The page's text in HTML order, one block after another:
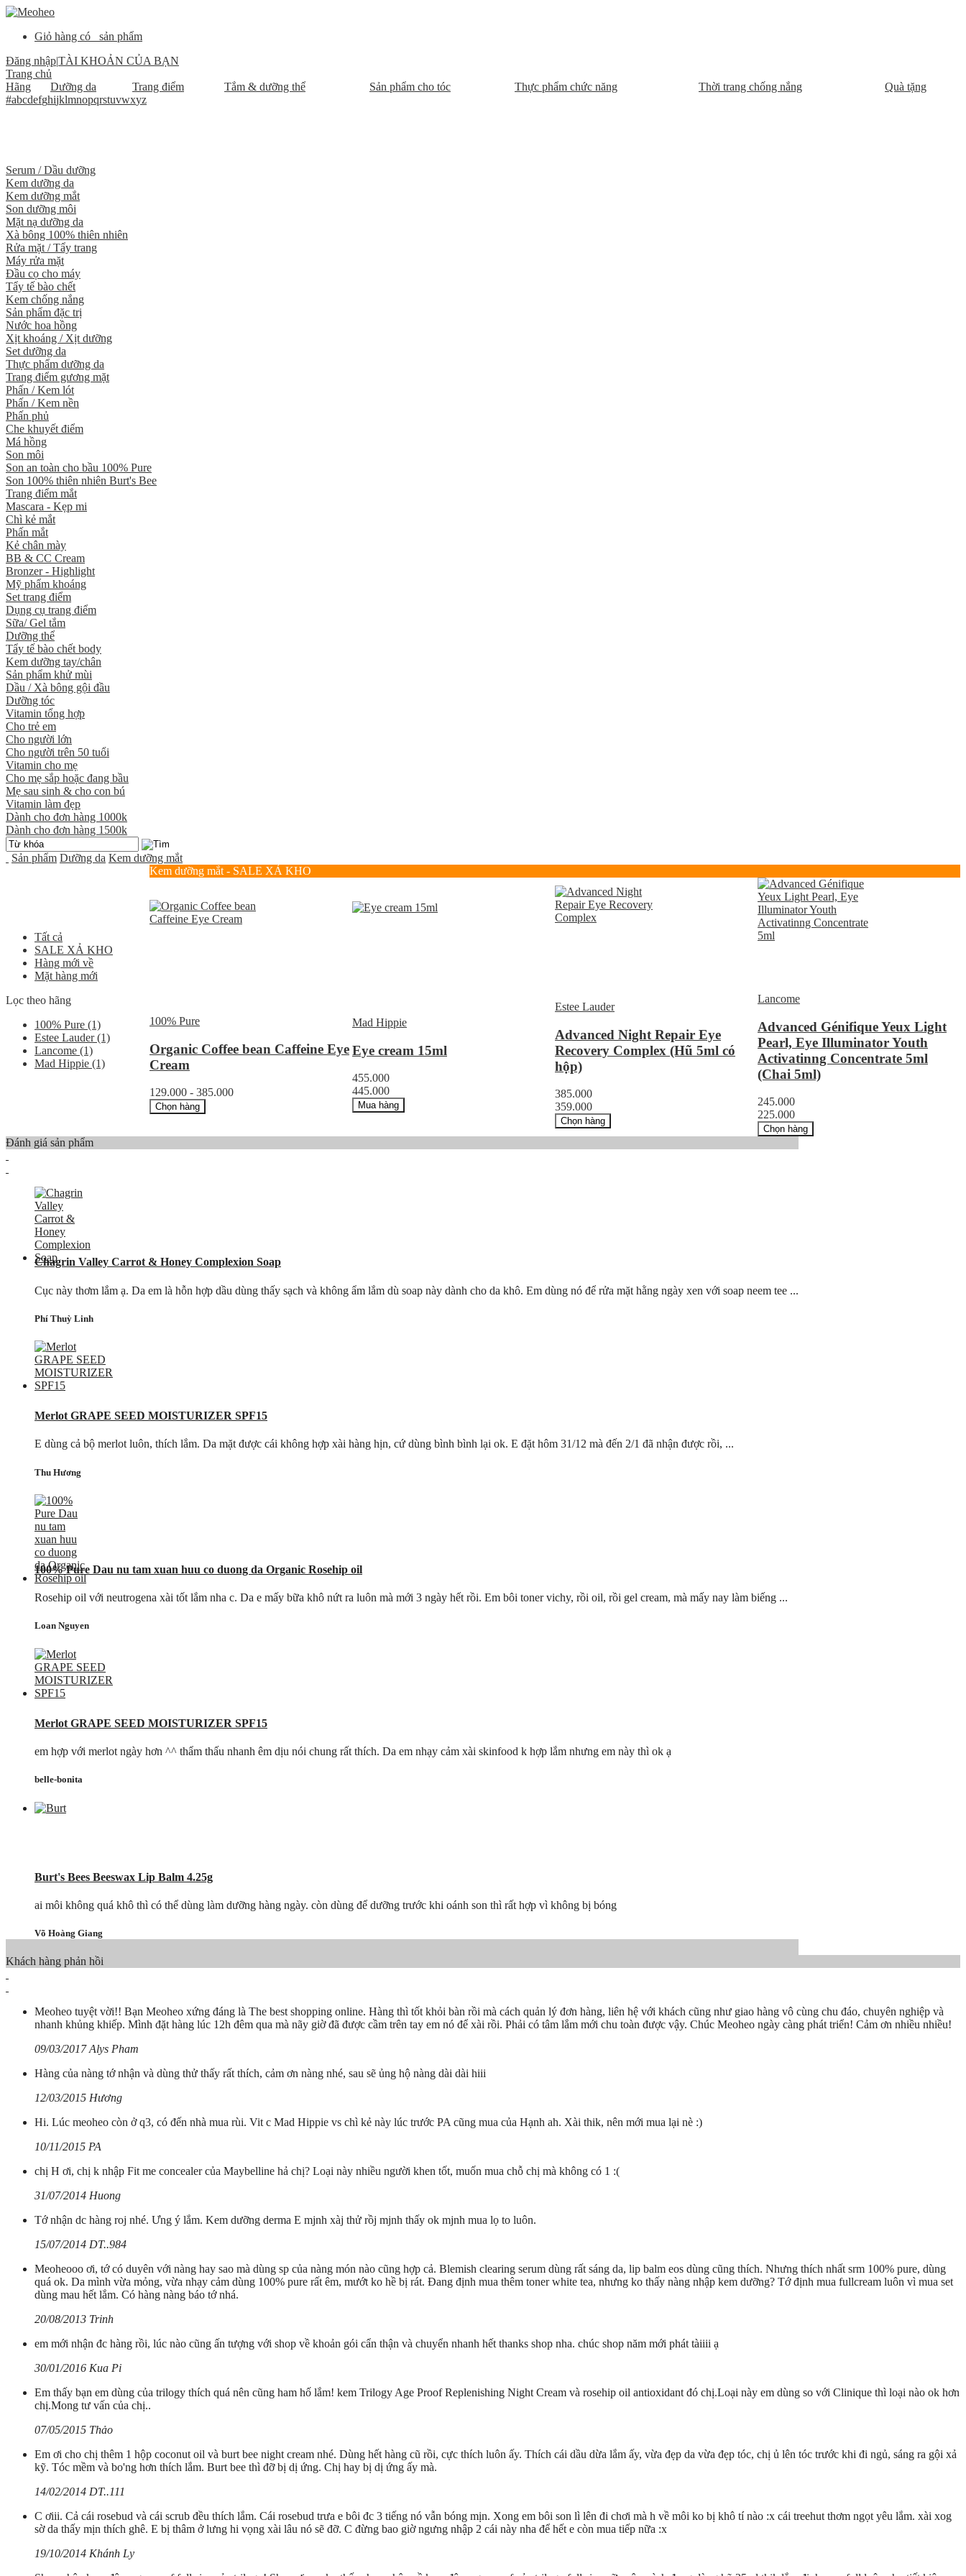
Giỏ hàng có
sản phẩm
Đăng nhập|TÀI KHOẢN CỦA BẠN
Trang chủ
Hãng
Dưỡng da Trang điểm Tắm & dưỡng thể Sản phẩm cho tóc Thực phẩm chức năng Thời trang chống nắng
Quà tặng
#abcdefghijklmnopqrstuvwxyz
Serum / Dầu dưỡng
Kem dưỡng da
Kem dưỡng mắt
Son dưỡng môi
Mặt nạ dưỡng da
Xà bông 100% thiên nhiên
Rửa mặt / Tẩy trang
Máy rửa mặt
Đầu cọ cho máy
Tẩy tế bào chết
Kem chống nắng
Sản phẩm đặc trị
Nước hoa hồng
Xịt khoáng / Xịt dưỡng
Set dưỡng da
Thực phẩm dưỡng da
Trang điểm gương mặt
Phấn / Kem lót
Phấn / Kem nền
Phấn phủ
Che khuyết điểm
Má hồng
Son môi
Son an toàn cho bầu 100% Pure
Son 100% thiên nhiên Burt's Bee
Trang điểm mắt
Mascara - Kẹp mi
Chì kẻ mắt
Phấn mắt
Kẻ chân mày
BB & CC Cream
Bronzer - Highlight
Mỹ phẩm khoáng
Set trang điểm
Dụng cụ trang điểm
Sữa/ Gel tắm
Dưỡng thể
Tẩy tế bào chết body
Kem dưỡng tay/chân
Sản phẩm khử mùi
Dầu / Xà bông gội đầu
Dưỡng tóc
Vitamin tổng hợp
Cho trẻ em
Cho người lớn
Cho người trên 50 tuổi
Vitamin cho mẹ
Cho mẹ sắp hoặc đang bầu
Mẹ sau sinh & cho con bú
Vitamin làm đẹp
Dành cho đơn hàng 1000k
Dành cho đơn hàng 1500k
Sản phẩm Dưỡng da Kem dưỡng mắt
Tất cả
SALE XẢ KHO
Hàng mới về
Mặt hàng mới
Lọc theo hãng
100% Pure (1)
Estee Lauder(1)
Lancome (1)
Mad Hippie (1)
Kem dưỡng mắt - SALE XẢ KHO
100% Pure
Organic Coffee bean Caffeine Eye
Cream
129.000 - 385.000
Chọn hàng
Mad Hippie
Eye cream 15ml
455.000
445.000
Mua hàng
Estee Lauder
Advanced Night Repair Eye
Recovery Complex (Hũ 5ml có
hộp)
385.000
359.000
Chọn hàng
Lancome
Advanced Génifique Yeux Light
Pearl, Eye Illuminator Youth
Activatinng Concentrate 5ml
(Chai 5ml)
245.000
225.000
Chọn hàng
Đánh giá sản phẩm
Chagrin Valley Carrot & Honey Complexion Soap
Cục này thơm lắm ạ. Da em là hỗn hợp dầu dùng thấy sạch và không ẩm lắm dù soap này dành cho da khô. Em dùng nó để rửa mặt hằng ngày xen với soap neem tee ...
Phí Thuỳ Linh
Merlot GRAPE SEED MOISTURIZER SPF15
E dùng cả bộ merlot luôn, thích lắm. Da mặt được cái không hợp xài hàng hịn, cứ dùng bình bình lại ok. E đặt hôm 31/12 mà đến 2/1 đã nhận được rồi, ...
Thu Hương
100% Pure Dau nu tam xuan huu co duong da Organic Rosehip oil
Rosehip oil với neutrogena xài tốt lắm nha c. Da e mấy bữa khô nứt ra luôn mà mới 3 ngày hết rồi. Em bôi toner vichy, rồi oil, rồi gel cream, mà mấy nay làm biếng ...
Loan Nguyen
Merlot GRAPE SEED MOISTURIZER SPF15
em hợp với merlot ngày hơn ^^ thẩm thấu nhanh êm dịu nói chung rất thích. Da em nhạy cảm xài skinfood k hợp lắm nhưng em này thì ok ạ
belle-bonita
Burt's Bees Beeswax Lip Balm 4.25g
ai môi không quá khô thì có thể dùng làm dưỡng hàng ngày. còn dùng để dưỡng trước khi oánh son thì rất hợp vì không bị bóng
Võ Hoàng Giang
Khách hàng phản hồi
Meoheo tuyệt vời!! Bạn Meoheo xứng đáng là The best shopping online. Hàng thì tốt khỏi bàn rồi mà cách quản lý đơn hàng, liên hệ với khách cũng như giao hàng vô cùng chu đáo, chuyên nghiệp và
nhanh khủng khiếp. Mình đặt hàng lúc 12h đêm qua mà nãy giờ đã được cầm trên tay em nó để xài rồi. Phải có tâm lắm mới chu toàn được vậy. Chúc Meoheo ngày càng phát triển! Cảm ơn nhiều nhiều!
09/03/2017 Alys Pham
Hàng của nàng tớ nhận và dùng thử thấy rất thích, cảm ơn nàng nhé, sau sẽ ủng hộ nàng dài dài hiii
12/03/2015 Hương
Hi. Lúc meoheo còn ở q3, có đến nhà mua rùi. Vit c Mad Hippie vs chì kẻ này lúc trước PA cũng mua của Hạnh ah. Xài thik, nên mới mua lại nè :)
10/11/2015 PA
chị H ơi, chị k nhập Fit me concealer của Maybelline hả chị? Loại này nhiều người khen tốt, muốn mua chỗ chị mà không có 1 :(
31/07/2014 Huong
Tớ nhận dc hàng roj nhé. Ưng ý lắm. Kem dưỡng derma E mjnh xàj thử rồj mjnh thấy ok mjnh mua lọ to luôn.
15/07/2014 DT..984
Meoheooo ơi, tớ có duyên với nàng hay sao mà dùng sp của nàng món nào cũng hợp cả. Blemish clearing serum dùng rất sáng da, lip balm eos dùng cũng thích. Nhưng thích nhất srm 100% pure, dùng
quá ok. Da mình vừa mỏng, vừa nhạy cảm dùng 100% pure rất êm, mướt ko hề bị rát. Đang định mua thêm toner white tea, nhưng ko thấy nàng nhập kem dưỡng? Tớ định mua fullcream luôn vì mua set
dùng mau hết lắm. Có hàng nàng báo tớ nhá.
20/08/2013 Trinh
em mới nhận đc hàng rồi, lúc nào cũng ấn tượng với shop về khoản gói cẩn thận và chuyển nhanh hết thanks shop nha. chúc shop năm mới phát tàiiii ạ
30/01/2016 Kua Pi
Em thấy bạn em dùng của trilogy thích quá nên cũng ham hố lắm! kem Trilogy Age Proof Replenishing Night Cream và rosehip oil antioxidant đó chị.Loại này em dùng so với Clinique thì loại nào ok hơn
chị.Mong tư vấn của chị..
07/05/2015 Thảo
Em ơi cho chị thêm 1 hộp coconut oil và burt bee night cream nhé. Dùng hết hàng cũ rồi, cực thích luôn ấy. Thích cái dầu dừa lắm ấy, vừa đẹp da vừa đẹp tóc, chị ủ lên tóc trước khi đi ngủ, sáng ra gội xả
kỹ. Tóc mềm và bo'ng hơn thích lắm. Burt bee thì đỡ bị dị ứng. Chị hay bị dị ứng ấy mà.
14/02/2014 DT..111
C ơiii. Cả cái rosebud và cái scrub đều thích lắm. Cái rosebud trưa e bôi đc 3 tiếng nó vẫn bóng mịn. Xong em bôi son lì lên đi chơi mà h về môi ko bị khô tí nào :x cái treehut thơm ngọt yêu lắm. xài xog
sờ da thấy mịn thích ghê. E bị thâm ở lưng hi vọng xài lâu nó sẽ đỡ. C đừng bao giờ ngưng nhập 2 cái này nha để hết e còn mua tiếp nữa :x
19/10/2014 Khánh Ly